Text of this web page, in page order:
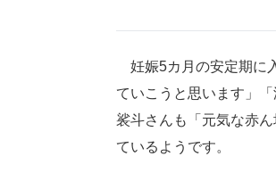
妊娠5カ月の安定期に
ていこうと思います」
裟斗さんも「元気な赤
ているようです。